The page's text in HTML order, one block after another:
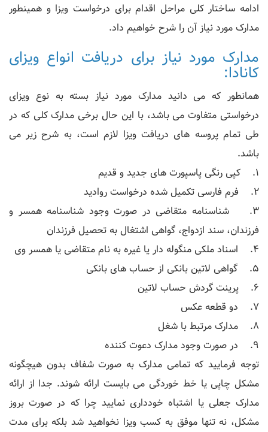
ادامه ساختار کلی مراحل اقدام برای درخواست ویزا و همینطور
مدارک مورد نیاز آن را شرح خواهیم داد.
مدارک مورد نیاز برای دریافت انواع ویزای
کانادا:
همانطور که می دانید مدارک مورد نیاز بسته به نوع ویزای
درخواستی متفاوت می باشد، با این حال برخی مدارک کلی که در
طی تمام پروسه های دریافت ویزا لازم است، به شرح زیر می
باشد.
1. کپی رنگی پاسپورت های جدید و قدیم
2. فرم فارسی تکمیل شده درخواست روادید
3. شناسنامه متقاضی در صورت وجود شناسنامه همسر و
فرزندان، سند ازدواج، گواهی اشتغال به تحصیل فرزندان
4. اسناد ملکی منگوله دار یا غیره به نام متقاضی یا همسر وی
5. گواهی لاتین بانکی از حساب های بانکی
6. پرینت گردش حساب لاتین
7. دو قطعه عکس
8. مدارک مرتبط با شغل
9. در صورت وجود مدارک دعوت کننده
توجه فرمایید که تمامی مدارک به صورت شفاف بدون هیچگونه
مشکل چاپی یا خط خوردگی می بایست ارائه شوند. جدا از ارائه
مدارک جعلی یا اشتباه خودداری نمایید چرا که در صورت بروز
مشکل، نه تنها موفق به کسب ویزا نخواهید شد بلکه برای مدت